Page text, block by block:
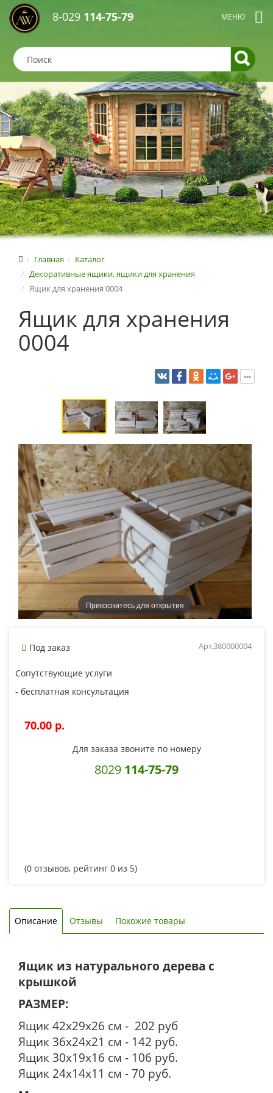
8-029 114-75-79
Главная
Каталог
Декоративные ящики, ящики для хранения
Ящик для хранения 0004
Ящик для хранения
0004
Прикоснитесь для открытия
Под заказ Арт.380000004
Сопутствующие услуги
- бесплатная консультация
70.00 p.
Для заказа звоните по номеру
8029 114-75-79
(0 отзывов, рейтинг 0 из 5)
Описание Отзывы Похожие товары
Ящик из натурального дерева с
крышкой
РАЗМЕР:
Ящик 42х29х26 см - 202 руб
Ящик 36х24х21 см - 142 руб.
Ящик 30х19х16 см - 106 руб.
Ящик 24х14х11 см - 70 руб.